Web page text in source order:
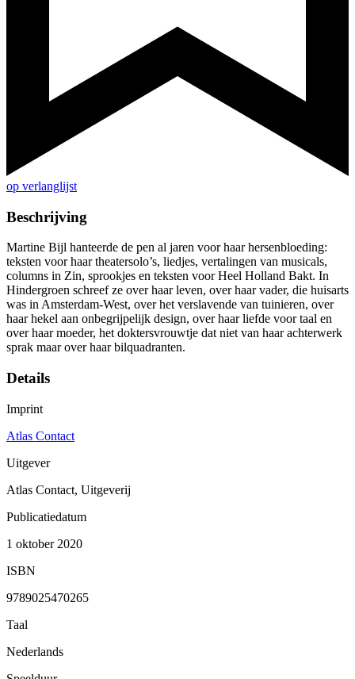
op verlanglijst
Beschrijving
Martine Bijl hanteerde de pen al jaren voor haar hersenbloeding:
teksten voor haar theatersolo’s, liedjes, vertalingen van musicals,
columns in Zin, sprookjes en teksten voor Heel Holland Bakt. In
Hindergroen schreef ze over haar leven, over haar vader, die huisarts
was in Amsterdam-West, over het verslavende van tuinieren, over
haar hekel aan onbegrijpelijk design, over haar liefde voor taal en
over haar moeder, het doktersvrouwtje dat niet van haar achterwerk
sprak maar over haar bilquadranten.
Details
Imprint
Atlas Contact
Uitgever
Atlas Contact, Uitgeverij
Publicatiedatum
1 oktober 2020
ISBN
9789025470265
Taal
Nederlands